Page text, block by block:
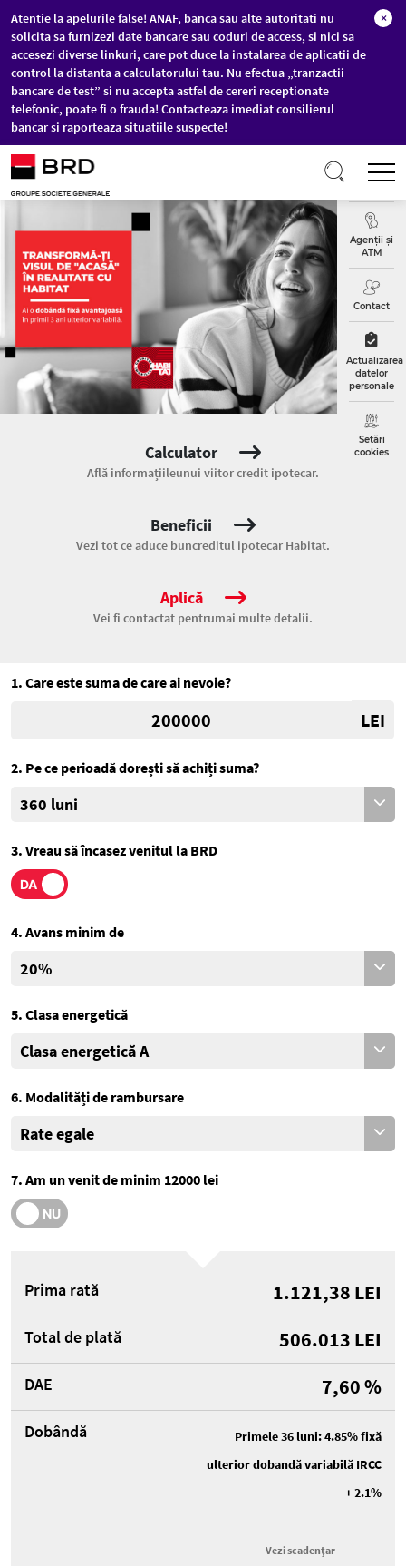
Sari la conținutul principal
Atentie la apelurile false! ANAF, banca sau alte autoritati nu
solicita sa furnizezi date bancare sau coduri de access, si nici sa
accesezi diverse linkuri, care pot duce la instalarea de aplicatii de
control la distanta a calculatorului tau. Nu efectua „tranzactii
bancare de test” si nu accepta astfel de cereri receptionate
telefonic, poate fi o frauda! Contacteaza imediat consilierul
bancar si raporteaza situatiile suspecte!
×
Curs
Agenții și
ATM
Contact
Actualizarea
datelor
personale
Setări
cookies
Calculator
Află informațiileunui viitor credit ipotecar.
Beneficii
Vezi tot ce aduce buncreditul ipotecar Habitat.
Aplică
Vei fi contactat pentrumai multe detalii.
1. Care este suma de care ai nevoie?
LEI
2. Pe ce perioadă dorești să achiți suma?
3. Vreau să încasez venitul la BRD
4. Avans minim de
5. Clasa energetică
6. Modalități de rambursare
7. Am un venit de minim 12000 lei
Prima rată 1.121,38 LEI
Total de plată 506.013 LEI
DAE 7,60%
Dobândă
Primele 36 luni: 4.85% fixă
ulterior dobandă variabilă IRCC
+ 2.1%
Vezi scadențar